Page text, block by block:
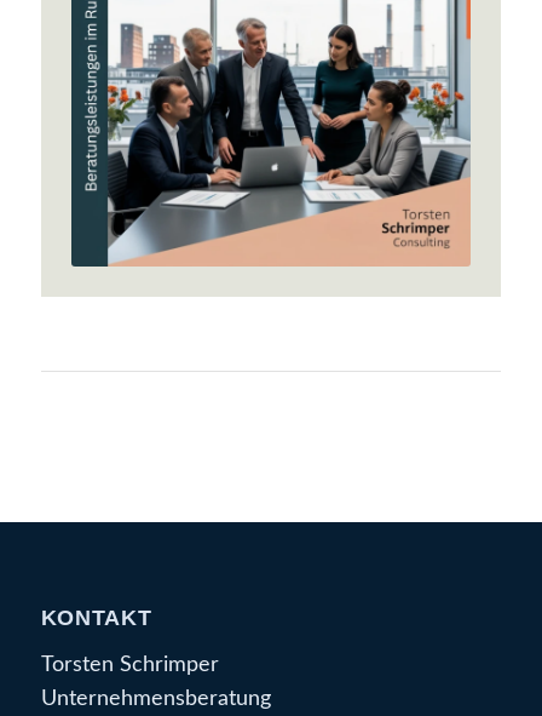
KONTAKT
Torsten Schrimper
Unternehmensberatung